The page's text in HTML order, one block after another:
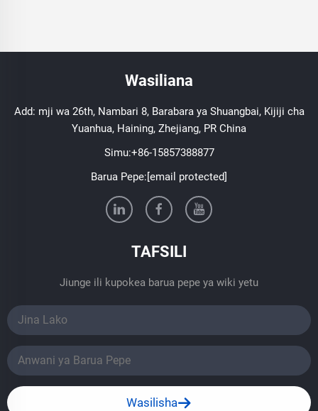
Wasiliana
Add: mji wa 26th, Nambari 8, Barabara ya Shuangbai, Kijiji cha
Yuanhua, Haining, Zhejiang, PR China
Simu:+86-15857388877
Barua Pepe:[email protected]
TAFSILI
Jiunge ili kupokea barua pepe ya wiki yetu
Wasilisha